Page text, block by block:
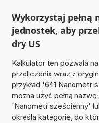
Wykorzystaj pełną
jednostek, aby
dry US
Kalkulator ten pozwala
przeliczenia wraz z
przykład '641 Nanometr
można użyć pełną
'Nanometr sześcienny'
określa kategorię, do